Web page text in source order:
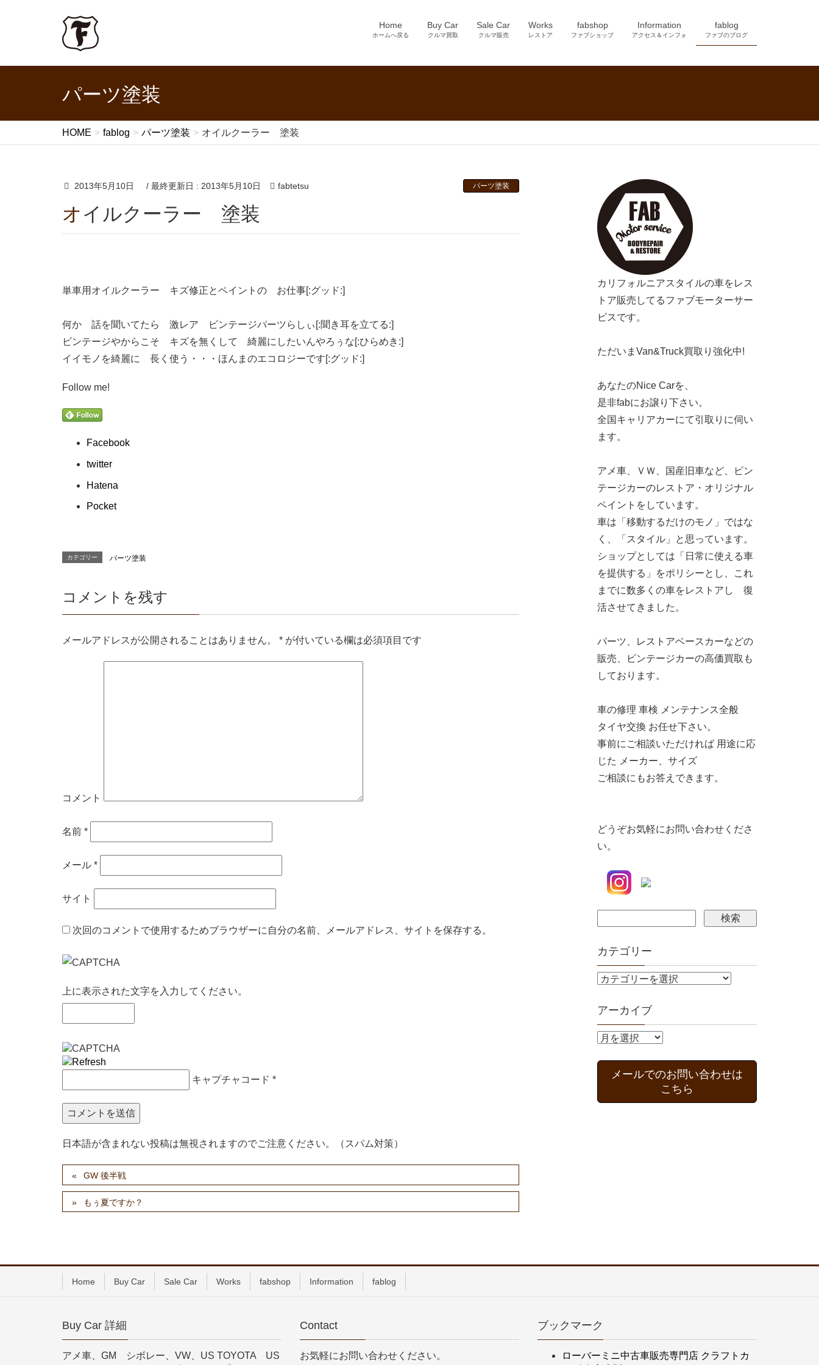
Home
ホームへ戻る
Buy Car
クルマ買取
Sale Car
クルマ販売
Works
レストア
fabshop
ファブショップ
Information
アクセス＆インフォ
fablog
ファブのブログ
パーツ塗装
HOME fablog パーツ塗装 オイルクーラー 塗装
2013年5月10日 / 最終更新日 : 2013年5月10日 fabtetsu パーツ塗装
オイルクーラー 塗装
単車用オイルクーラー キズ修正とペイントの お仕事[:グッド:]
何か 話を聞いてたら 激レア ビンテージパーツらしぃ[:聞き耳を立てる:]
ビンテージやからこそ キズを無くして 綺麗にしたいんやろぅな[:ひらめき:]
イイモノを綺麗に 長く使う・・・ほんまのエコロジーです[:グッド:]
Follow me!
Facebook
twitter
Hatena
Pocket
カテゴリー パーツ塗装
コメントを残す
メールアドレスが公開されることはありません。 * が付いている欄は必須項目です
コメント
名前 *
メール *
サイト
次回のコメントで使用するためブラウザーに自分の名前、メールアドレス、サイトを保存する。
上に表示された文字を入力してください。
キャプチャコード *
日本語が含まれない投稿は無視されますのでご注意ください。（スパム対策）
GW 後半戦
もぅ夏ですか？
カリフォルニアスタイルの車をレス
トア販売してるファブモーターサー
ビスです。
ただいまVan&Truck買取り強化中!
あなたのNice Carを、
是非fabにお譲り下さい。
全国キャリアカーにて引取りに伺い
ます。
アメ車、ＶＷ、国産旧車など、ビン
テージカーのレストア・オリジナル
ペイントをしています。
車は「移動するだけのモノ」ではな
く、「スタイル」と思っています。
ショップとしては「日常に使える車
を提供する」をポリシーとし、これ
までに数多くの車をレストアし 復
活させてきました。
パーツ、レストアベースカーなどの
販売、ビンテージカーの高価買取も
しております。
車の修理 車検 メンテナンス全般
タイヤ交換 お任せ下さい。
事前にご相談いただければ 用途に応
じた メーカー、サイズ
ご相談にもお答えできます。
どうぞお気軽にお問い合わせくださ
い。
カテゴリー
アーカイブ
メールでのお問い合わせは
こちら
Home Buy Car Sale Car Works fabshop Information fablog
Buy Car 詳細
アメ車、GM シボレー、VW、US TOYOTA US
Contact
お気軽にお問い合わせください。
ブックマーク
ローバーミニ中古車販売専門店 クラフトカ